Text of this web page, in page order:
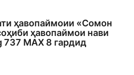
ҳавопаймоии «Сомон
ҳавопаймои нави
737 MAX 8 гардид